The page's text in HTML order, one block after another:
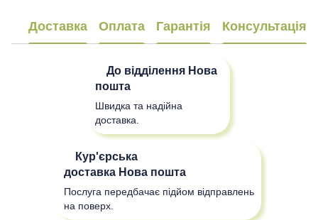
Доставка Оплата Гарантія Консультація
До відділення Нова
пошта
Швидка та надійна
доставка.
Кур'єрська
доставка Нова пошта
Послуга передбачає підйом відправлень
на поверх.